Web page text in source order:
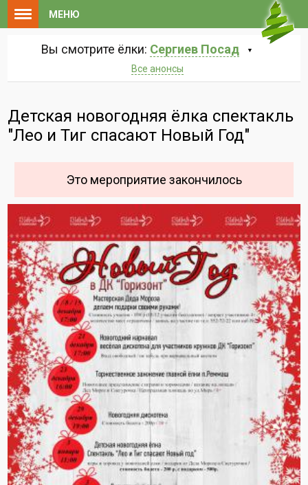
МЕНЮ
Вы смотрите ёлки: Сергиев Посад
Все анонсы
Детская новогодняя ёлка спектакль
"Лео и Тиг спасают Новый Год"
Это мероприятие закончилось